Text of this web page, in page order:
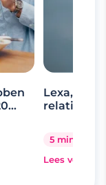
Lexa, de
relaties
5 minuten
Lees verder